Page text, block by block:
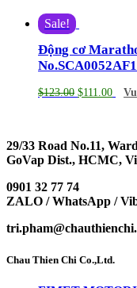
Sale!
Động cơ
$123.00 $111.00
29/33 Road No.11,
GoVap Dist., HCMC,
0901 32 77 74
ZALO / WhatsApp /
Chau Thien Chi Co.,Ltd.